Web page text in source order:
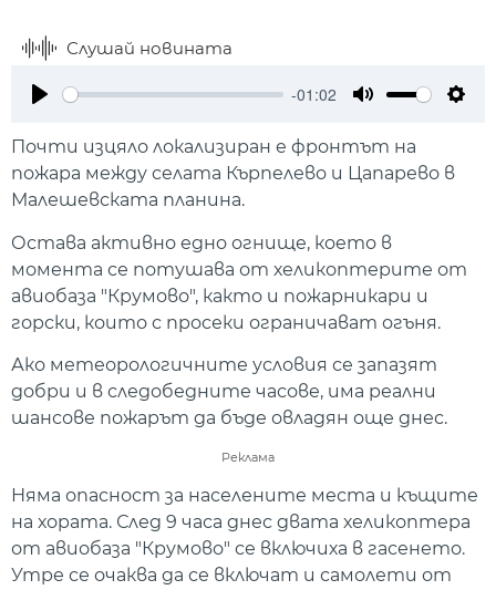
Слушай новината
-01:02
Почти изцяло локализиран е фронтът на
пожара между селата Кърпелево и Цапарево в
Малешевската планина.
Остава активно едно огнище, което в
момента се потушава от хеликоптерите от
авиобаза "Крумово", както и пожарникари и
горски, които с просеки ограничават огъня.
Ако метеорологичните условия се запазят
добри и в следобедните часове, има реални
шансове пожарът да бъде овладян още днес.
Реклама
Няма опасност за населените места и къщите
на хората. След 9 часа днес двата хеликоптера
от авиобаза "Крумово" се включиха в гасенето.
Утре се очаква да се включат и самолети от